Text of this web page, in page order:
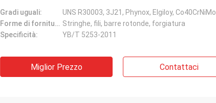
Gradi uguali:
UNS R30003, 3J21, Phynox, Elgiloy, Co40CrNiMo
Forme di fornitura: Stringhe, fili, barre rotonde, forgiatura
Specificità:
YB/T 5253-2011
Miglior Prezzo Contattaci